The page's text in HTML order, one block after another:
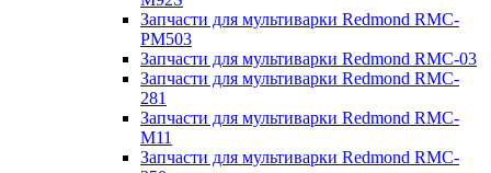
Запчасти для мультиварки Redmond RMC-
PM503
Запчасти для мультиварки Redmond RMC-03
Запчасти для мультиварки Redmond RMC-
281
Запчасти для мультиварки Redmond RMC-
M11
Запчасти для мультиварки Redmond RMC-